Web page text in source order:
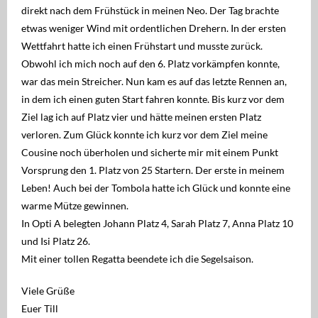
direkt nach dem Frühstück in meinen Neo. Der Tag brachte
etwas weniger Wind mit ordentlichen Drehern. In der ersten
Wettfahrt hatte ich einen Frühstart und musste zurück.
Obwohl ich mich noch auf den 6. Platz vorkämpfen konnte,
war das mein Streicher. Nun kam es auf das letzte Rennen an,
in dem ich einen guten Start fahren konnte. Bis kurz vor dem
Ziel lag ich auf Platz vier und hätte meinen ersten Platz
verloren. Zum Glück konnte ich kurz vor dem Ziel meine
Cousine noch überholen und sicherte mir mit einem Punkt
Vorsprung den 1. Platz von 25 Startern. Der erste in meinem
Leben! Auch bei der Tombola hatte ich Glück und konnte eine
warme Mütze gewinnen.
In Opti A belegten Johann Platz 4, Sarah Platz 7, Anna Platz 10
und Isi Platz 26.
Mit einer tollen Regatta beendete ich die Segelsaison.
Viele Grüße
Euer Till